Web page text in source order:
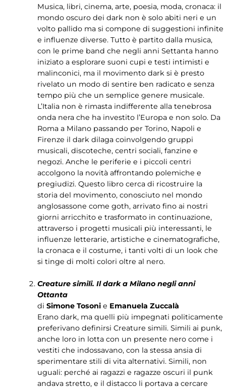
Musica, libri, cinema, arte, poesia, moda, cronaca: il
mondo oscuro dei dark non è solo abiti neri e un
volto pallido ma si compone di suggestioni infinite
e influenze diverse. Tutto è partito dalla musica,
con le prime band che negli anni Settanta hanno
iniziato a esplorare suoni cupi e testi intimisti e
malinconici, ma il movimento dark si è presto
rivelato un modo di sentire ben radicato e senza
tempo più che un semplice genere musicale.
L’Italia non è rimasta indifferente alla tenebrosa
onda nera che ha investito l’Europa e non solo. Da
Roma a Milano passando per Torino, Napoli e
Firenze il dark dilaga coinvolgendo gruppi
musicali, discoteche, centri sociali, fanzine e
negozi. Anche le periferie e i piccoli centri
accolgono la novità affrontando polemiche e
pregiudizi. Questo libro cerca di ricostruire la
storia del movimento, conosciuto nel mondo
anglosassone come goth, arrivato fino ai nostri
giorni arricchito e trasformato in continuazione,
attraverso i progetti musicali più interessanti, le
influenze letterarie, artistiche e cinematografiche,
la cronaca e il costume, i tanti volti di un look che
si tinge di molti colori oltre al nero.
Creature simili. Il dark a Milano negli anni
Ottanta
di Simone Tosoni e Emanuela Zuccalà
Erano dark, ma quelli più impegnati politicamente
preferivano definirsi Creature simili. Simili ai punk,
anche loro in lotta con un presente nero come i
vestiti che indossavano, con la stessa ansia di
sperimentare stili di vita alternativi. Simili, non
uguali: perché ai ragazzi e ragazze oscuri il punk
andava stretto, e il distacco li portava a cercare